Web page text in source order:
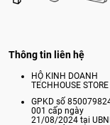
Thông tin liên hệ
HỘ KINH DOANH
TECHHOUSE STORE
GPKD số
001 cấp ngày
21/08/2024 tại